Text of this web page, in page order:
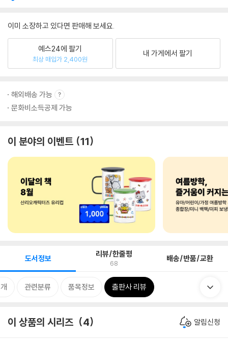
이미 소장하고 있다면 판매해 보세요.
예스24에 팔기
최상 매입가 2,400원
내 가게에서 팔기
해외배송 가능
문화비소득공제 가능
이 분야의 이벤트 11
도서정보 리뷰/한줄평
68 배송/반품/교환
관련분류 품목정보 출판사 리뷰
이 상품의 시리즈 4 알림신청